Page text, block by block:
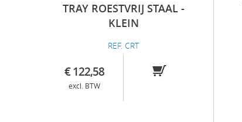
TRAY ROESTVRIJ STAAL -
KLEIN
REF. CRT
€ 122,58
excl. BTW